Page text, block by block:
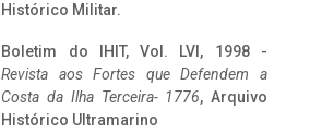
Histórico Militar.
Boletim do IHIT, Vol. LVI, 1998 -
Revista aos Fortes que Defendem a
Costa da Ilha Terceira- 1776, Arquivo
Histórico Ultramarino